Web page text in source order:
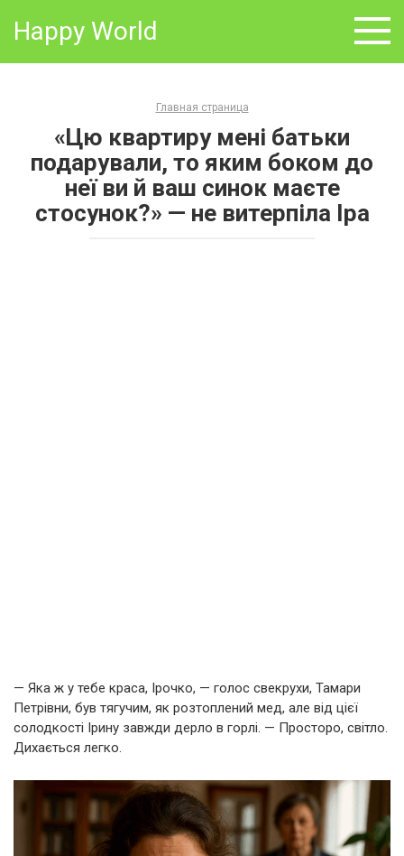
Happy World
Главная страница
«Цю квартиру мені батьки
подарували, то яким боком до
неї ви й ваш синок маєте
стосунок?» — не витерпіла Іра
— Яка ж у тебе краса, Ірочко, — голос свекрухи, Тамари
Петрівни, був тягучим, як розтоплений мед, але від цієї
солодкості Ірину завжди дерло в горлі. — Просторо, світло.
Дихається легко.